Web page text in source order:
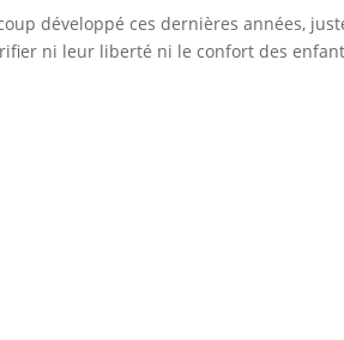
développé ces dernières années,
ni leur liberté ni le confort des